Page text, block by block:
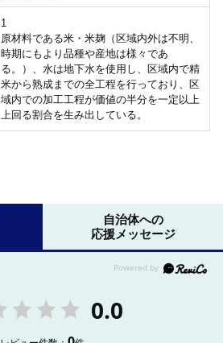
1
原材料である米・米麹（区域内外は不明、
時期にもより品種や産地は様々であ
る。）、水は地下水を使用し、区域内で精
米から熟成までの全工程を行っており、区
域内での加工工程が価値の半分を一定以上
上回る割合を生み出している。
自治体への
応援メッセージ
0.0